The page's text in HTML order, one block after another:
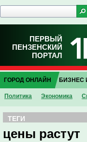
ПЕРВЫЙ
ПЕНЗЕНСКИЙ
ПОРТАЛ
ГОРОД ОНЛАЙН
Политика Экономика
БИЗНЕС
ТЕГИ
цены растут